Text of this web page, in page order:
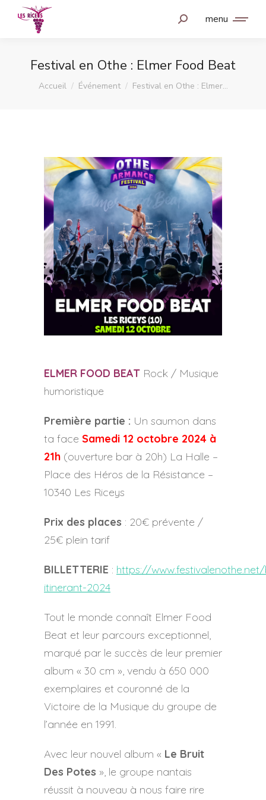
menu
Festival en Othe : Elmer Food Beat
Vous êtes ici :
Accueil Événement Festival en Othe : Elmer…
ELMER FOOD BEAT Rock / Musique
humoristique
Première partie : Un saumon dans
ta face Samedi 12 octobre 2024 à
21h (ouverture bar à 20h) La Halle –
Place des Héros de la Résistance –
10340 Les Riceys
Prix des places : 20€ prévente /
25€ plein tarif
BILLETTERIE : https://
itinerant-2024
Tout le monde connaît Elmer Food
Beat et leur parcours exceptionnel,
marqué par le succès de leur premier
album « 30 cm », vendu à 650 000
exemplaires et couronné de la
Victoire de la Musique du groupe de
l’année en 1991.
Avec leur nouvel album « Le Bruit
Des Potes », le groupe nantais
réussit à nouveau à nous faire rire